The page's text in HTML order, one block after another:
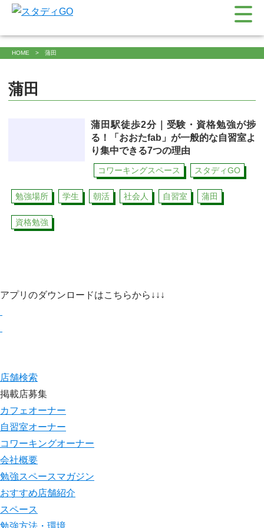
HOME 蒲田
蒲田
蒲田駅徒歩2分｜受験・資格勉強が捗
る！「おおたfab」が一般的な自習室よ
り集中できる7つの理由
コワーキングスペース スタディGO
勉強場所 学生 朝活 社会人 自習室 蒲田
資格勉強
アプリのダウンロードはこちらから↓↓↓
店舗検索
掲載店募集
カフェオーナー
自習室オーナー
コワーキングオーナー
会社概要
勉強スペースマガジン
おすすめ店舗紹介
スペース
勉強方法・環境